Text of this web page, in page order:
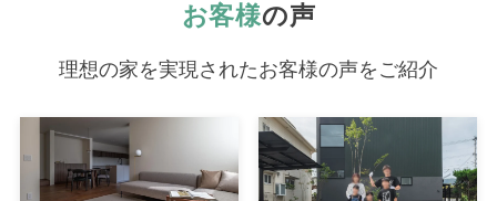
お客様の声
理想の家を実現されたお客様の声をご紹介